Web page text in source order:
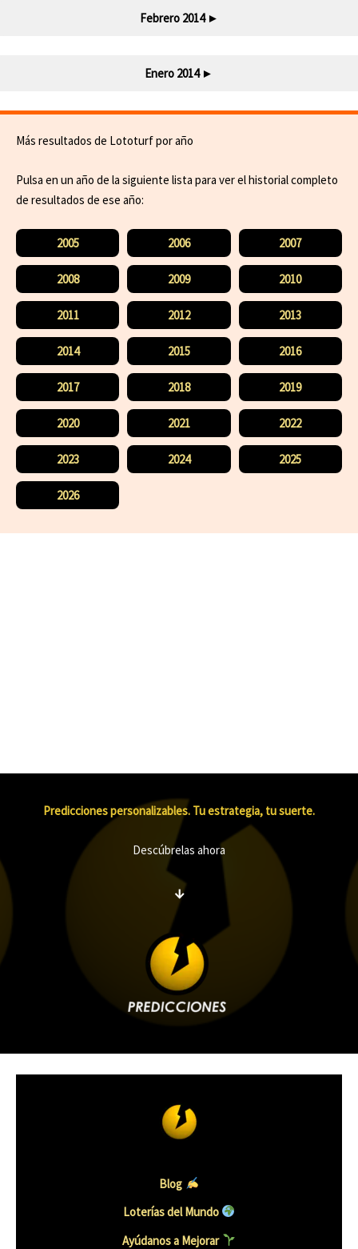
Febrero 2014 ►
Enero 2014 ►
Más resultados de Lototurf por año
Pulsa en un año de la siguiente lista para ver el historial completo
de resultados de ese año:
2005 2006 2007
2008 2009 2010
2011 2012 2013
2014 2015 2016
2017 2018 2019
2020 2021 2022
2023 2024 2025
2026
Predicciones personalizables. Tu estrategia, tu suerte.
Descúbrelas ahora
↓
Blog
Loterías del Mundo
Ayúdanos a Mejorar